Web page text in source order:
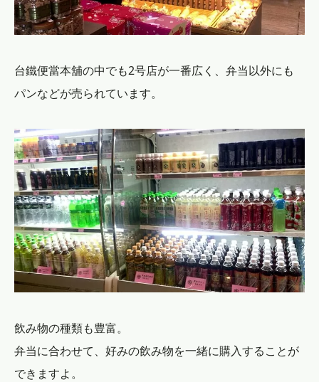
台鐵便當本舖の中でも2号店が一番広く、弁当以外にも
パンなどが売られています。
飲み物の種類も豊富。
弁当に合わせて、好みの飲み物を一緒に購入することが
できますよ。